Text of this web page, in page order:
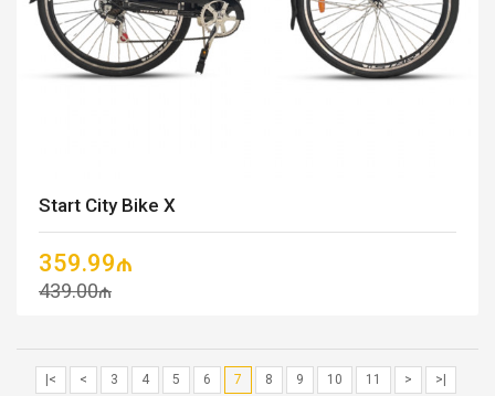
Start City Bike X
359.99₼
439.00₼
|< < 3 4 5 6 7 8 9 10 11 >
>|